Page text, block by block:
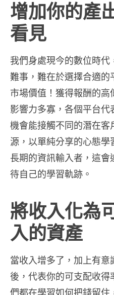
增加你的產
看見
我們身處現今的數位時
難事，難在於選擇合適的
市場價值！獲得報酬的高
影響力多寡，各個平台
機會能接觸不同的潛在客
源，以單純分享的心態
長期的資訊輸入者，這
待自己的學習軌跡。
將收入化為
入的資產
當收入增多了，加上有意
後，代表你的可支配收
們都在學習如何把錢留